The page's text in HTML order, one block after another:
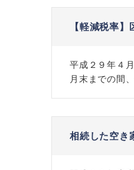
【軽減税率
平成２９年４
月末までの間
相続した空き